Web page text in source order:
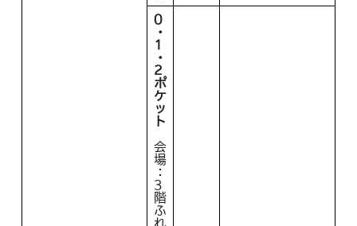
0
・
1
・
2
ポ
ケ
ッ
ト
会
場
：
3
階
ふ
れ